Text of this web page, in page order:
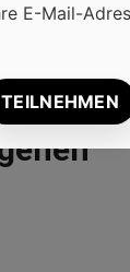
E-Mail-